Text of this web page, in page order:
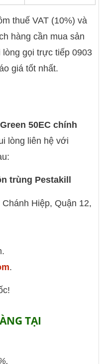
thuế VAT (10%) và
hàng cần mua sản
gọi trực tiếp 0903
giá tốt nhất.
50EC chính
lòng liên hệ với
trùng Pestakill
Hiệp, Quận 12,
.
TẠI